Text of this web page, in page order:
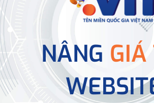
NÂNG GIÁ